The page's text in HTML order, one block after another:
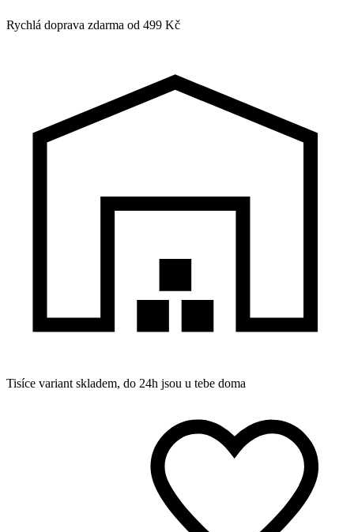
Rychlá doprava zdarma od 499 Kč
Tisíce variant skladem, do 24h jsou u tebe doma